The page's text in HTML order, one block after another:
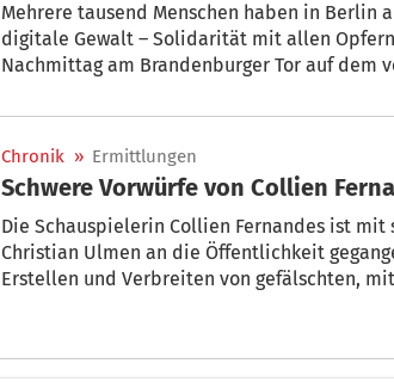
Mehrere tausend Menschen haben in Berlin
digitale Gewalt – Solidarität mit allen
Nachmittag am Brandenburger Tor auf dem
Chronik » Ermittlungen
Schwere Vorwürfe von Collien
Die Schauspielerin Collien Fernandes ist mit
Christian Ulmen an die Öffentlichkeit
Erstellen und Verbreiten von gefälschten,